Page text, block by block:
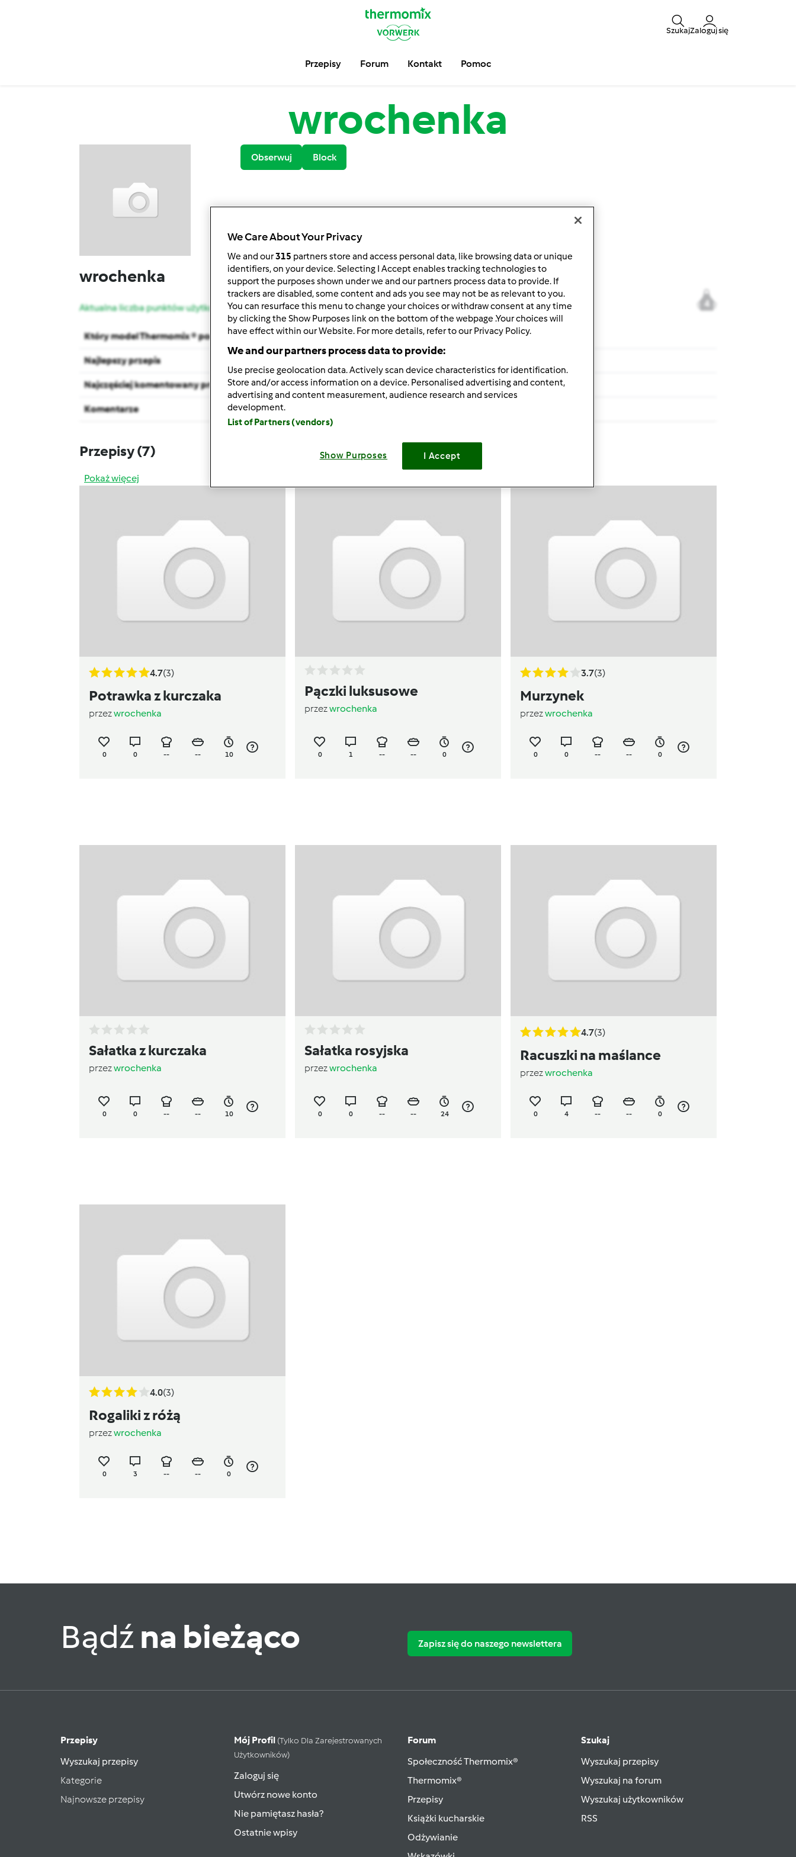
SzukajZaloguj się
Przepisy Forum Kontakt Pomoc
wrochenka
Obserwuj Block
wrochenka
4
Aktualna liczba punktów użytkownika: 114
Który model Thermomix ® posiadasz? tm6
Najlepszy przepis
Najczęściej komentowany przepis Racuszki na maślance
Komentarze
Przepisy(7)
Pokaż więcej
Dodaj nowy przepis
4.7(3)
Potrawka z kurczaka
przezwrochenka
0 0 -- -- 10
Pączki luksusowe
przezwrochenka
0 1 -- -- 0
3.7(3)
Murzynek
przezwrochenka
0 0 -- -- 0
Sałatka z kurczaka
przezwrochenka
0 0 -- -- 10
Sałatka rosyjska
przezwrochenka
0 0 -- -- 24
4.7(3)
Racuszki na maślance
przezwrochenka
0 4 -- -- 0
4.0(3)
Rogaliki z różą
przezwrochenka
0 3 -- -- 0
Bądź na bieżąco Zapisz się do naszego newslettera
Przepisy
Wyszukaj przepisy
Kategorie
Najnowsze przepisy
Mój Profil (tylko Dla Zarejestrowanych
Użytkowników)
Zaloguj się
Utwórz nowe konto
Nie pamiętasz hasła?
Ostatnie wpisy
Forum
Społeczność Thermomix®
Thermomix®
Przepisy
Książki kucharskie
Odżywianie
Szukaj
Wyszukaj przepisy
Wyszukaj na forum
Wyszukaj użytkowników
RSS
We Care About Your Privacy
We and our315 partners store and access personal data, like browsing data or unique
identifiers, on your device. Selecting I Accept enables tracking technologies to
support the purposes shown under we and our partners process data to provide. If
trackers are disabled, some content and ads you see may not be as relevant to you.
You can resurface this menu to change your choices or withdraw consent at any time
by clicking the Show Purposes link on the bottom of the webpage .Your choices will
have effect within our Website. For more details, refer to our Privacy Policy.
We and our partners process data to provide:
Use precise geolocation data. Actively scan device characteristics for identification.
Store and/or access information on a device. Personalised advertising and content,
advertising and content measurement, audience research and services
development.
List of Partners (vendors)
Show Purposes I Accept